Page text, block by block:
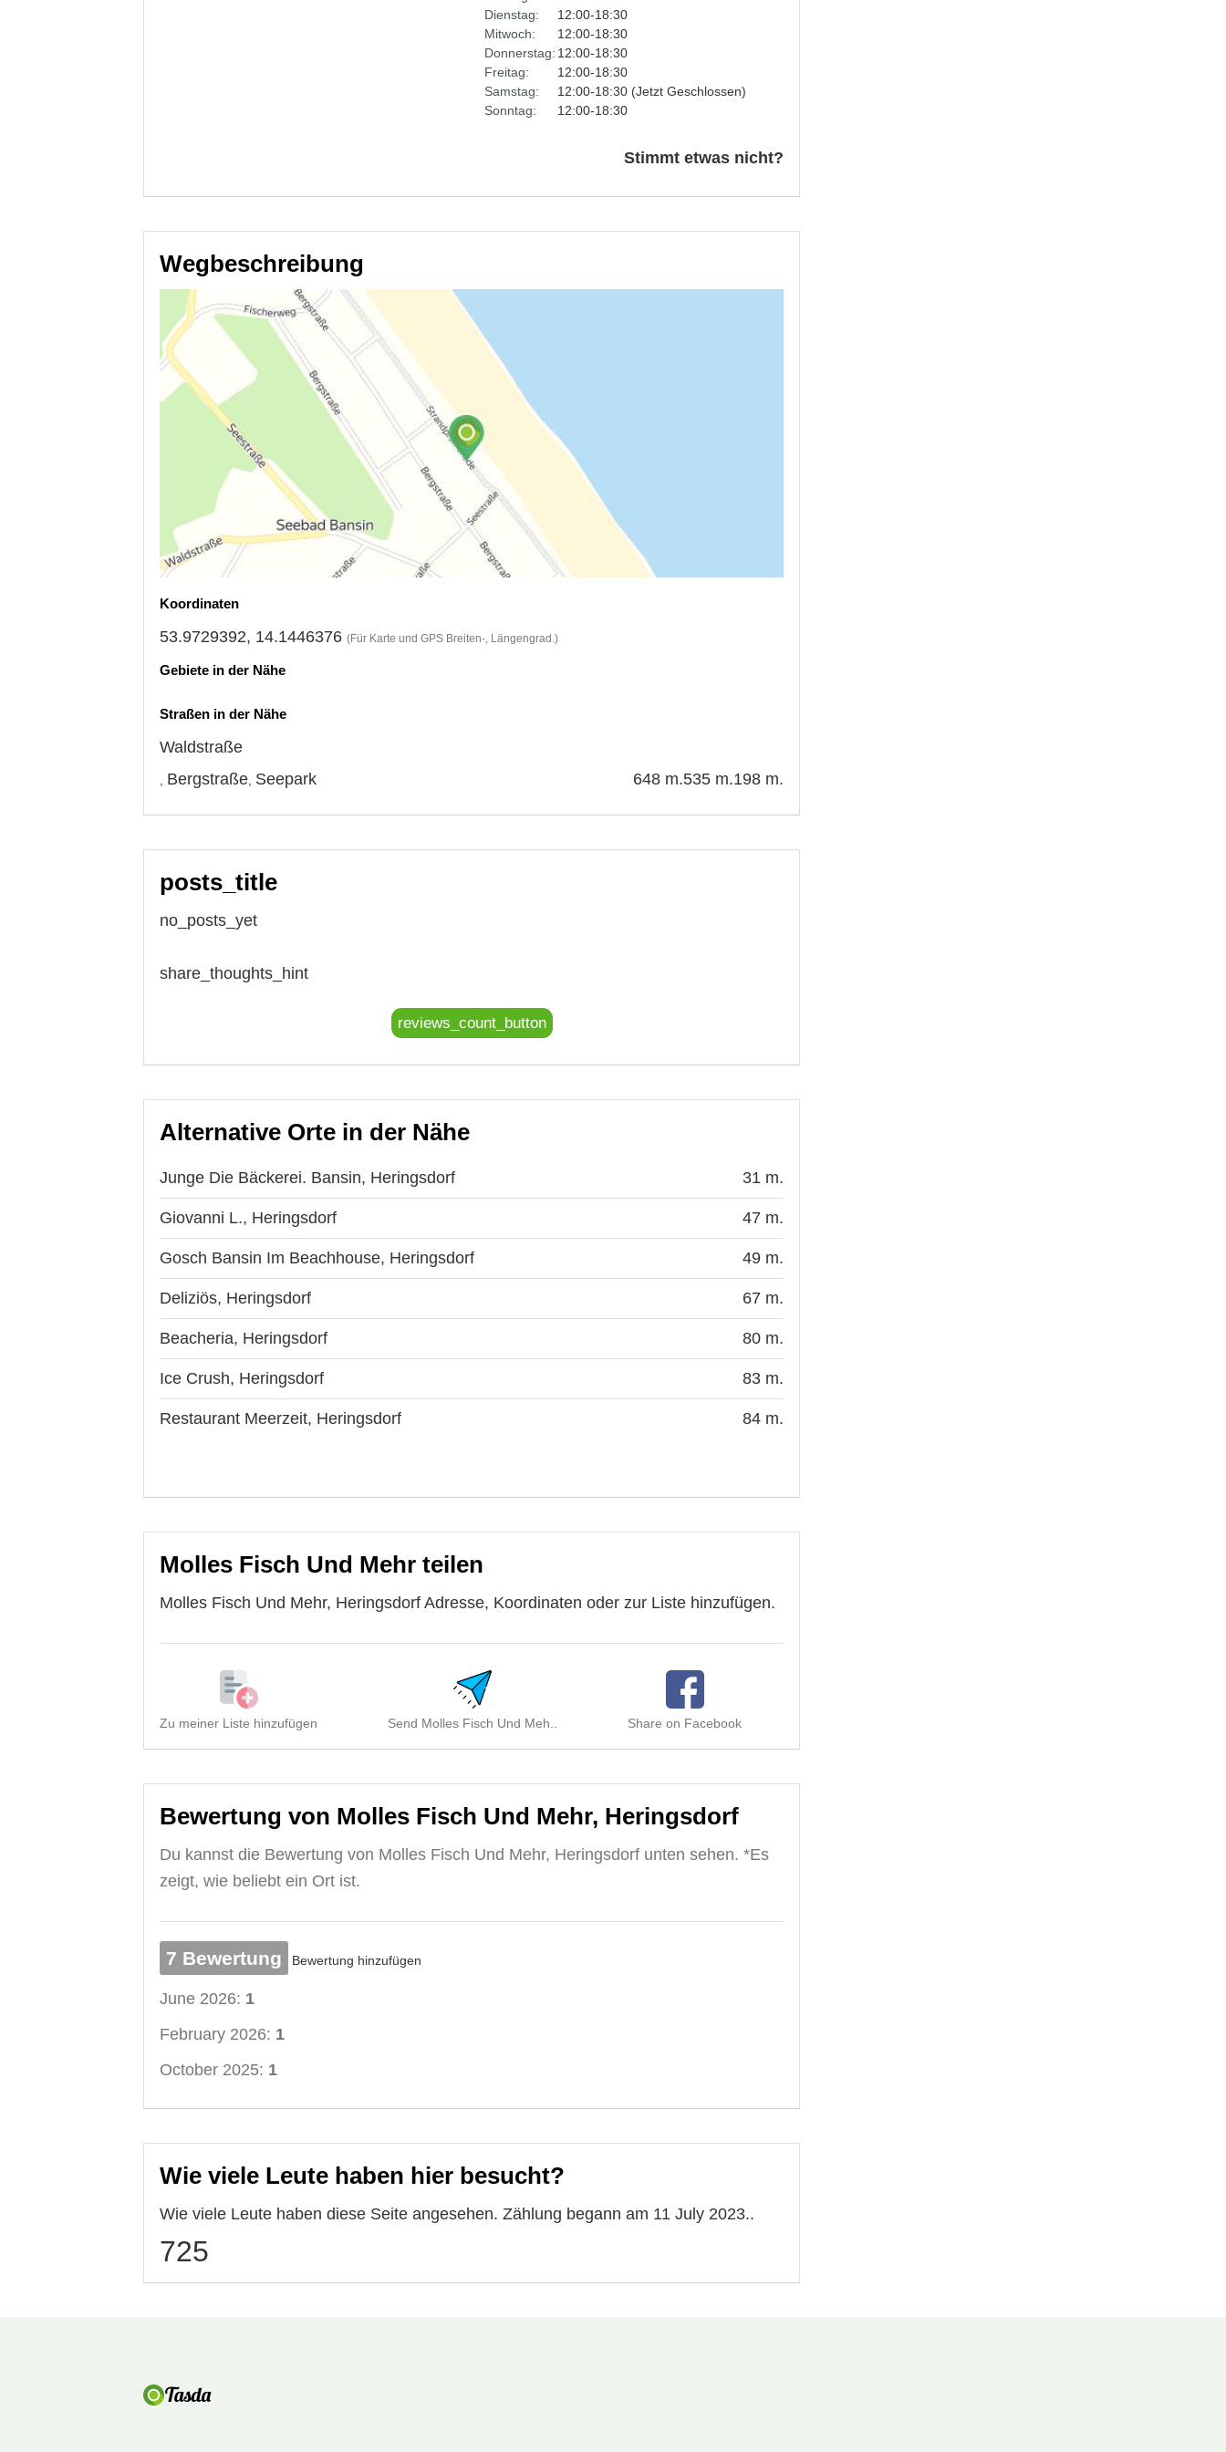
Dienstag:
12:00-18:30
Mitwoch:
12:00-18:30
Donnerstag: 12:00-18:30
Freitag:
12:00-18:30
Samstag:
12:00-18:30 (Jetzt Geschlossen)
Sonntag:
12:00-18:30
Stimmt etwas nicht?
Wegbeschreibung
Koordinaten
53.9729392, 14.1446376 (Für Karte und GPS Breiten-, Längengrad.)
Gebiete in der Nähe
Straßen in der Nähe
Waldstraße
198 m.
Bergstraße 535 m.
Seepark 648 m.
posts_title
no_posts_yet
share_thoughts_hint
reviews_count_button
Alternative Orte in der Nähe
Junge Die Bäckerei. Bansin, Heringsdorf 31 m.
Giovanni L., Heringsdorf 47 m.
Gosch Bansin Im Beachhouse, Heringsdorf 49 m.
Deliziös, Heringsdorf 67 m.
Beacheria, Heringsdorf 80 m.
Ice Crush, Heringsdorf 83 m.
Restaurant Meerzeit, Heringsdorf 84 m.
Molles Fisch Und Mehr teilen
Molles Fisch Und Mehr, Heringsdorf Adresse, Koordinaten oder zur Liste hinzufügen.
Zu meiner Liste hinzufügen Send Molles Fisch Und Meh.. Share on Facebook
Bewertung von Molles Fisch Und Mehr, Heringsdorf
Du kannst die Bewertung von Molles Fisch Und Mehr, Heringsdorf unten sehen. *Es
zeigt, wie beliebt ein Ort ist.
7 Bewertung Bewertung hinzufügen
June 2026: 1
February 2026: 1
October 2025: 1
Wie viele Leute haben hier besucht?
Wie viele Leute haben diese Seite angesehen. Zählung begann am 11 July 2023..
725